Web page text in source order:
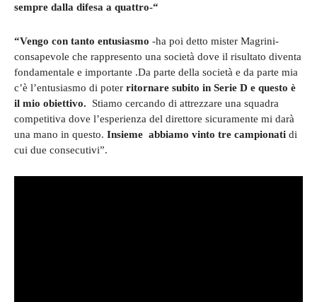
sempre dalla difesa a quattro-“
“Vengo con tanto entusiasmo -ha poi detto mister Magrini-
consapevole che rappresento una società dove il risultato diventa
fondamentale e importante .Da parte della società e da parte mia
c’è l’entusiasmo di poter ritornare subito in Serie D e questo è
il mio obiettivo.
Stiamo cercando di attrezzare una squadra
competitiva dove l’esperienza del direttore sicuramente mi darà
una mano in questo. Insieme abbiamo vinto tre campionati di
cui due consecutivi”.